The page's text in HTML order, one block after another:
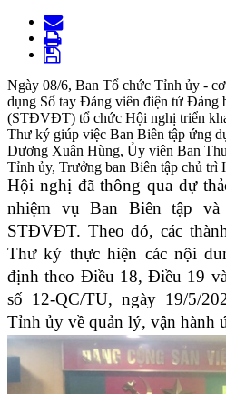
Ngày 08/6, Ban Tổ chức Tỉnh ủy -
dụng Sổ tay Đảng viên điện tử Đảng
(STĐVĐT) tổ chức Hội nghị triển
Thư ký giúp việc Ban Biên tập ứng
Dương Xuân Hùng, Ủy viên Ban
Tỉnh ủy, Trưởng ban Biên tập chủ trì
Hội nghị đã thông qua dự
nhiệm vụ Ban Biên tập
STĐVĐT. Theo đó, các
Thư ký thực hiện các nội
định theo Điều 18, Điều 19
số 12-QC/TU, ngày 19/5/
Tỉnh ủy về quản lý, vận